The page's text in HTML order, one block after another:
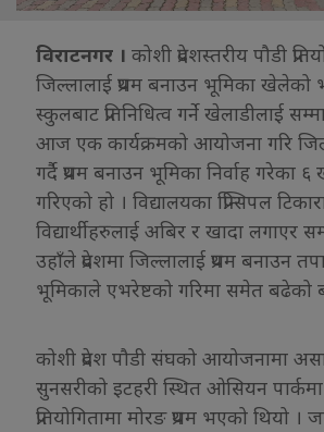
विराटनगर । कोशी प्रदेशस्तरीय पौडी
जिल्लालाई प्रथम बनाउन भूमिका खेलेको
स्कुलबाट प्रतिनिधित्व गर्ने खेलाडीलाई
आज एक कार्यक्रमको आयोजना गरि
गर्दै प्रथम बनाउन भूमिका निर्वाह गरेका
गरिएको हो । विद्यालयका प्रिन्सिपल
विद्यार्थीहरुलाई अबिर र खादा लगाएर
उहाँले प्रदेशमा जिल्लालाई प्रथम बनाउन
भूमिकाले एभरेष्टको गरिमा समेत बढेको
कोशी प्रदेश पौडी संघको आयोजनामा
सुनसरीको इटहरी स्थित ओसियन पार्कमा
प्रतियोगितामा मोरङ प्रथम भएको थियो ।